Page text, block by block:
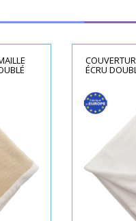
ÉCRU